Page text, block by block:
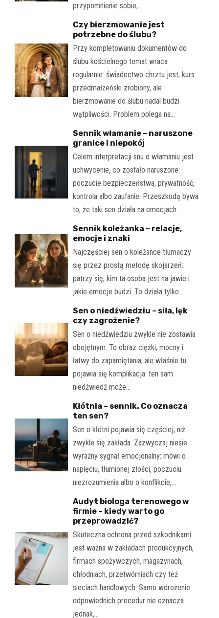
przypomnienie sobie,…
Czy bierzmowanie jest
potrzebne do ślubu?
Przy kompletowaniu dokumentów do
ślubu kościelnego temat wraca
regularnie: świadectwo chrztu jest, kurs
przedmałżeński zrobiony, ale
bierzmowanie do ślubu nadal budzi
wątpliwości. Problem polega na…
Sennik włamanie – naruszone
granice i niepokój
Celem interpretacji snu o włamaniu jest
uchwycenie, co zostało naruszone:
poczucie bezpieczeństwa, prywatność,
kontrola albo zaufanie. Przeszkodą bywa
to, że taki sen działa na emocjach…
Sennik koleżanka – relacje,
emocje i znaki
Najczęściej sen o koleżance tłumaczy
się przez prostą metodę skojarzeń:
patrzy się, kim ta osoba jest na jawie i
jakie emocje budzi. To działa tylko…
Sen o niedźwiedziu – siła, lęk
czy zagrożenie?
Sen o niedźwiedziu zwykle nie zostawia
obojętnym. To obraz ciężki, mocny i
łatwy do zapamiętania, ale właśnie tu
pojawia się komplikacja: ten sam
niedźwiedź może…
Kłótnia – sennik. Co oznacza
ten sen?
Sen o kłótni pojawia się częściej, niż
zwykle się zakłada. Zazwyczaj niesie
wyraźny sygnał emocjonalny: mówi o
napięciu, tłumionej złości, poczuciu
niezrozumienia albo o konflikcie,…
Audyt biologa terenowego w
firmie – kiedy warto go
przeprowadzić?
Skuteczna ochrona przed szkodnikami
jest ważna w zakładach produkcyjnych,
firmach spożywczych, magazynach,
chłodniach, przetwórniach czy też
sieciach handlowych. Samo wdrożenie
odpowiednich procedur nie oznacza
jednak,…